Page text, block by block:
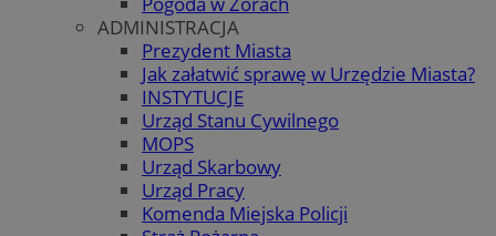
ADMINISTRACJA
Prezydent Miasta
Jak załatwić sprawę w Urzędzie Miasta?
INSTYTUCJE
Urząd Stanu Cywilnego
MOPS
Urząd Skarbowy
Urząd Pracy
Komenda Miejska Policji